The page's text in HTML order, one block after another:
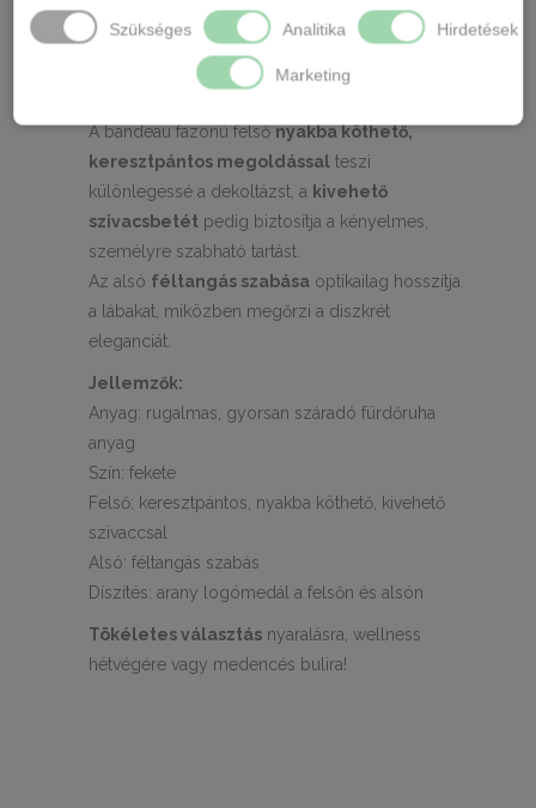
Fedezd fel a nyár kedvenc darabját! Ez a fekete,
keresztpántos bikini tökéletes választás, ha
egyszerre szeretnél csinos és kényelmes lenni
A bandeau fazonú felsőnyakba köthető,
keresztpántos megoldással teszi
különlegessé a dekoltázst, a kivehető
szivacsbetét pedig biztosítja a kényelmes,
személyre szabható tartást.
Az alsó féltangás szabása optikailag hosszítja
a lábakat, miközben megőrzi a diszkrét
eleganciát.
Jellemzők:
Anyag: rugalmas, gyorsan száradó fürdőruha
anyag
Szín: fekete
Felső: keresztpántos, nyakba köthető, kivehető
szivaccsal
Alsó: féltangás szabás
Díszítés: arany logómedál a felsőn és alsón
Tökéletes választás nyaralásra, wellness
hétvégére vagy medencés bulira!
Szükséges Analitika Hirdetések
Marketing